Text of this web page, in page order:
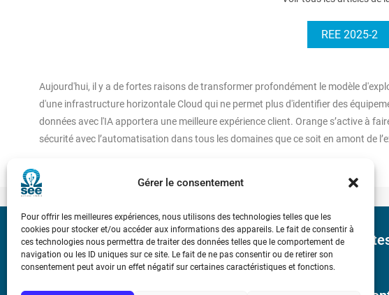
Gérer le consentement
Pour offrir les meilleures expériences, nous utilisons des technologies telles que les
cookies pour stocker et/ou accéder aux informations des appareils. Le fait de consentir à
ces technologies nous permettra de traiter des données telles que le comportement de
navigation ou les ID uniques sur ce site. Le fait de ne pas consentir ou de retirer son
consentement peut avoir un effet négatif sur certaines caractéristiques et fonctions.
REE 2025-2
Aujourd'hui, il y a de fortes raisons de transformer profondément le modèle
d'une infrastructure horizontale Cloud qui ne permet plus d'identifier des
données avec l'IA apportera une meilleure expérience client. Orange s’active à
sécurité avec l’automatisation dans tous les domaines que ce soit en amont de
Bicentenaire des
Ampère